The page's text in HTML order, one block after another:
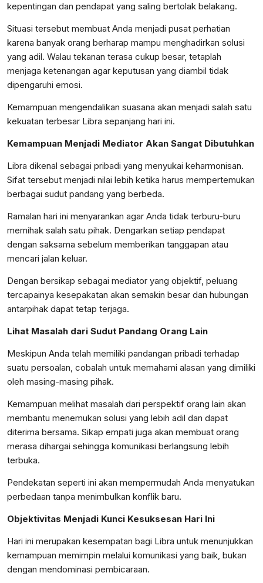
kepentingan dan pendapat yang saling bertolak belakang.
Situasi tersebut membuat Anda menjadi pusat perhatian
karena banyak orang berharap mampu menghadirkan solusi
yang adil. Walau tekanan terasa cukup besar, tetaplah
menjaga ketenangan agar keputusan yang diambil tidak
dipengaruhi emosi.
Kemampuan mengendalikan suasana akan menjadi salah satu
kekuatan terbesar Libra sepanjang hari ini.
Kemampuan Menjadi Mediator Akan Sangat Dibutuhkan
Libra dikenal sebagai pribadi yang menyukai keharmonisan.
Sifat tersebut menjadi nilai lebih ketika harus mempertemukan
berbagai sudut pandang yang berbeda.
Ramalan hari ini menyarankan agar Anda tidak terburu-buru
memihak salah satu pihak. Dengarkan setiap pendapat
dengan saksama sebelum memberikan tanggapan atau
mencari jalan keluar.
Dengan bersikap sebagai mediator yang objektif, peluang
tercapainya kesepakatan akan semakin besar dan hubungan
antarpihak dapat tetap terjaga.
Lihat Masalah dari Sudut Pandang Orang Lain
Meskipun Anda telah memiliki pandangan pribadi terhadap
suatu persoalan, cobalah untuk memahami alasan yang dimiliki
oleh masing-masing pihak.
Kemampuan melihat masalah dari perspektif orang lain akan
membantu menemukan solusi yang lebih adil dan dapat
diterima bersama. Sikap empati juga akan membuat orang
merasa dihargai sehingga komunikasi berlangsung lebih
terbuka.
Pendekatan seperti ini akan mempermudah Anda menyatukan
perbedaan tanpa menimbulkan konflik baru.
Objektivitas Menjadi Kunci Kesuksesan Hari Ini
Hari ini merupakan kesempatan bagi Libra untuk menunjukkan
kemampuan memimpin melalui komunikasi yang baik, bukan
dengan mendominasi pembicaraan.